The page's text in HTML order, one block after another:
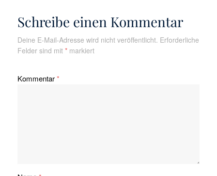
Schreibe einen Kommentar
Deine E-Mail-Adresse wird nicht veröffentlicht. Erforderliche
Felder sind mit *markiert
Kommentar*